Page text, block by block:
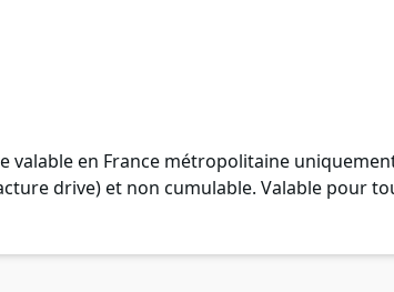
en France métropolitaine
drive) et non cumulable. Valable pour